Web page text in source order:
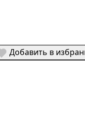
Добавить в